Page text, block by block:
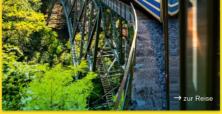
zur Reise